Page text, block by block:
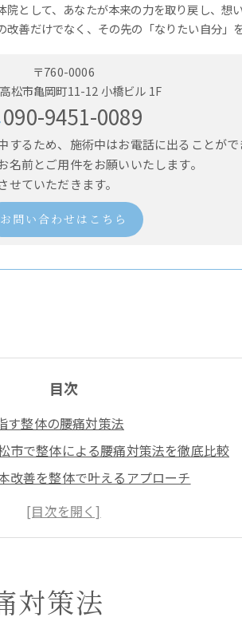
として、あなたが本来の力を取り戻し、想
善だけでなく、その先の「なりたい自分」
〒760-0006
松市亀岡町11-12 小橋ビル 1F
090-9451-0089
するため、施術中はお電話に出ることがで
前とご用件をお願いいたします。
ていただきます。
お問い合わせはこちら
目次
す整体の腰痛対策法
市で整体による腰痛対策法を徹底比較
改善を整体で叶えるアプローチ
適した整体選びのポイント解説
れる理由を解説
改善で注目される理由を分析
対策法